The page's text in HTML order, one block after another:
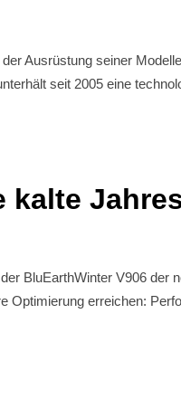
Ausrüstung seiner
seit 2005 eine
kalte
BluEarthWinter V906
Optimierung erreichen: